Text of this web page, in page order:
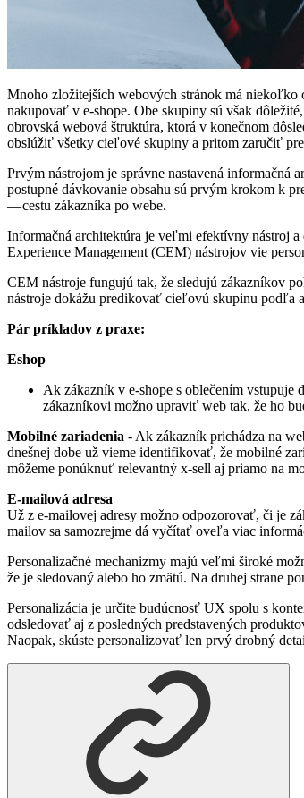
Mnoho zložitejších webových stránok má niekoľko
nakupovať v e-shope. Obe skupiny sú však
obrovská webová štruktúra, ktorá v konečnom
obslúžiť všetky cieľové skupiny a pritom zaručiť
Prvým nástrojom je správne nastavená informačná
postupné dávkovanie obsahu sú prvým krokom k
— cestu zákazníka po webe.
Informačná architektúra je veľmi efektívny nástroj
Experience Management (CEM) nástrojov vie
CEM nástroje fungujú tak, že sledujú zákazníkov
nástroje dokážu predikovať cieľovú skupinu podľa
Pár príkladov z praxe:
Eshop
Ak zákazník v e-shope s oblečením vstupuje
zákazníkovi možno upraviť web tak, že ho
Mobilné zariadenia - Ak zákazník prichádza na
dnešnej dobe už vieme identifikovať, že mobilné
môžeme ponúknuť relevantný x-sell aj priamo na
E-mailová adresa
Už z e-mailovej adresy možno odpozorovať, či je
mailov sa samozrejme dá vyčítať oveľa viac
Personalizačné mechanizmy majú veľmi široké
že je sledovaný alebo ho zmätú. Na druhej strane
Personalizácia je určite budúcnosť UX spolu s
odsledovať aj z posledných predstavených
Naopak, skúste personalizovať len prvý drobný